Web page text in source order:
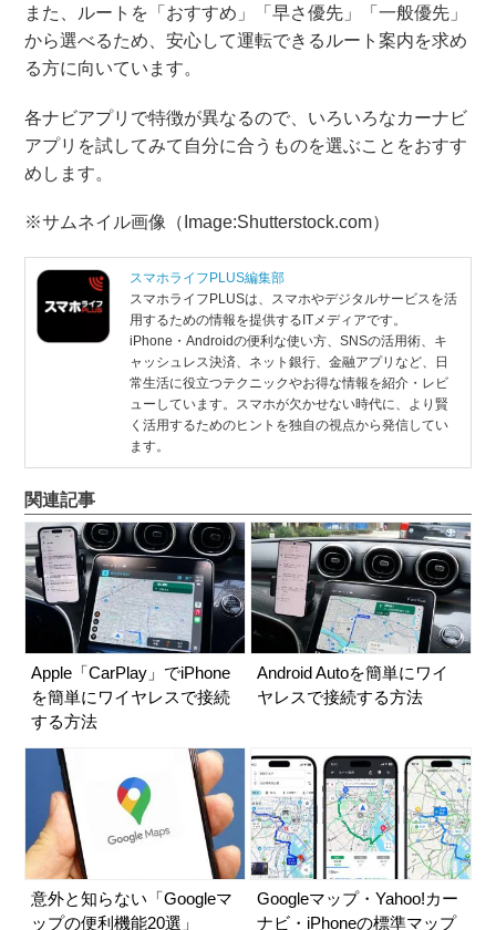
また、ルートを「おすすめ」「早さ優先」「一般優先」
から選べるため、安心して運転できるルート案内を求め
る方に向いています。
各ナビアプリで特徴が異なるので、いろいろなカーナビ
アプリを試してみて自分に合うものを選ぶことをおすす
めします。
※サムネイル画像（Image:Shutterstock.com）
スマホライフPLUS編集部
スマホライフPLUSは、スマホやデジタルサービスを活
用するための情報を提供するITメディアです。
iPhone・Androidの便利な使い方、SNSの活用術、キ
ャッシュレス決済、ネット銀行、金融アプリなど、日
常生活に役立つテクニックやお得な情報を紹介・レビ
ューしています。スマホが欠かせない時代に、より賢
く活用するためのヒントを独自の視点から発信してい
ます。
関連記事
Apple「CarPlay」でiPhone
を簡単にワイヤレスで接続
する方法
Android Autoを簡単にワイ
ヤレスで接続する方法
意外と知らない「Googleマ
ップの便利機能20選」
Googleマップ・Yahoo!カー
ナビ・iPhoneの標準マップ